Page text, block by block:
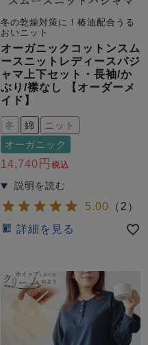
冬の乾燥対策に！椿油配合うる
おいニット
オーガニックコットンスム
ースニットレディースパジ
ャマ上下セット・長袖/か
ぶり/襟なし 【オーダーメ
イド】
冬 綿
ニット
オーガニック
14,740 税込
5.00 （ 2 ）
詳細を見る